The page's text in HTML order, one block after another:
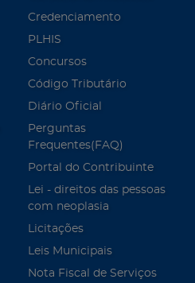
Credenciamento
PLHIS
Concursos
Código Tributário
Diário Oficial
Perguntas
Frequentes(FAQ)
Portal do Contribuinte
Lei - direitos das pessoas
com neoplasia
Licitações
Leis Municipais
Nota Fiscal de Serviços